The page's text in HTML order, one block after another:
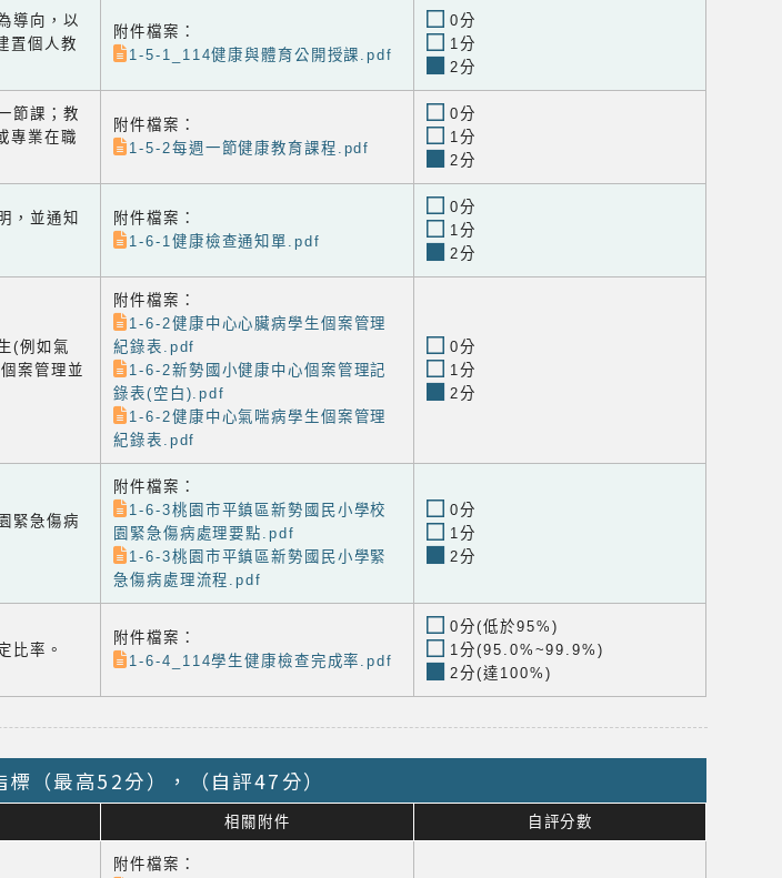
導向，以
置個人教
附件檔案：
1-5-1_114健康與體育公開授課.pdf
0分
1分
2分
節課；教
專業在職
附件檔案：
1-5-2每週一節健康教育課程.pdf
0分
1分
2分
，並通知
附件檔案：
1-6-1健康檢查通知單.pdf
0分
1分
2分
(例如氣
案管理並
附件檔案：
1-6-2健康中心心臟病學生個案管理
紀錄表.pdf
1-6-2新勢國小健康中心個案管理記
錄表(空白).pdf
1-6-2健康中心氣喘病學生個案管理
紀錄表.pdf
0分
1分
2分
緊急傷病
附件檔案：
1-6-3桃園市平鎮區新勢國民小學校
園緊急傷病處理要點.pdf
1-6-3桃園市平鎮區新勢國民小學緊
急傷病處理流程.pdf
0分
1分
2分
比率。
附件檔案：
1-6-4_114學生健康檢查完成率.pdf
0分(低於95%)
1分(95.0%~99.9%)
2分(達100%)
標（最高52分），（自評47分）
相關附件 自評分數
附件檔案：